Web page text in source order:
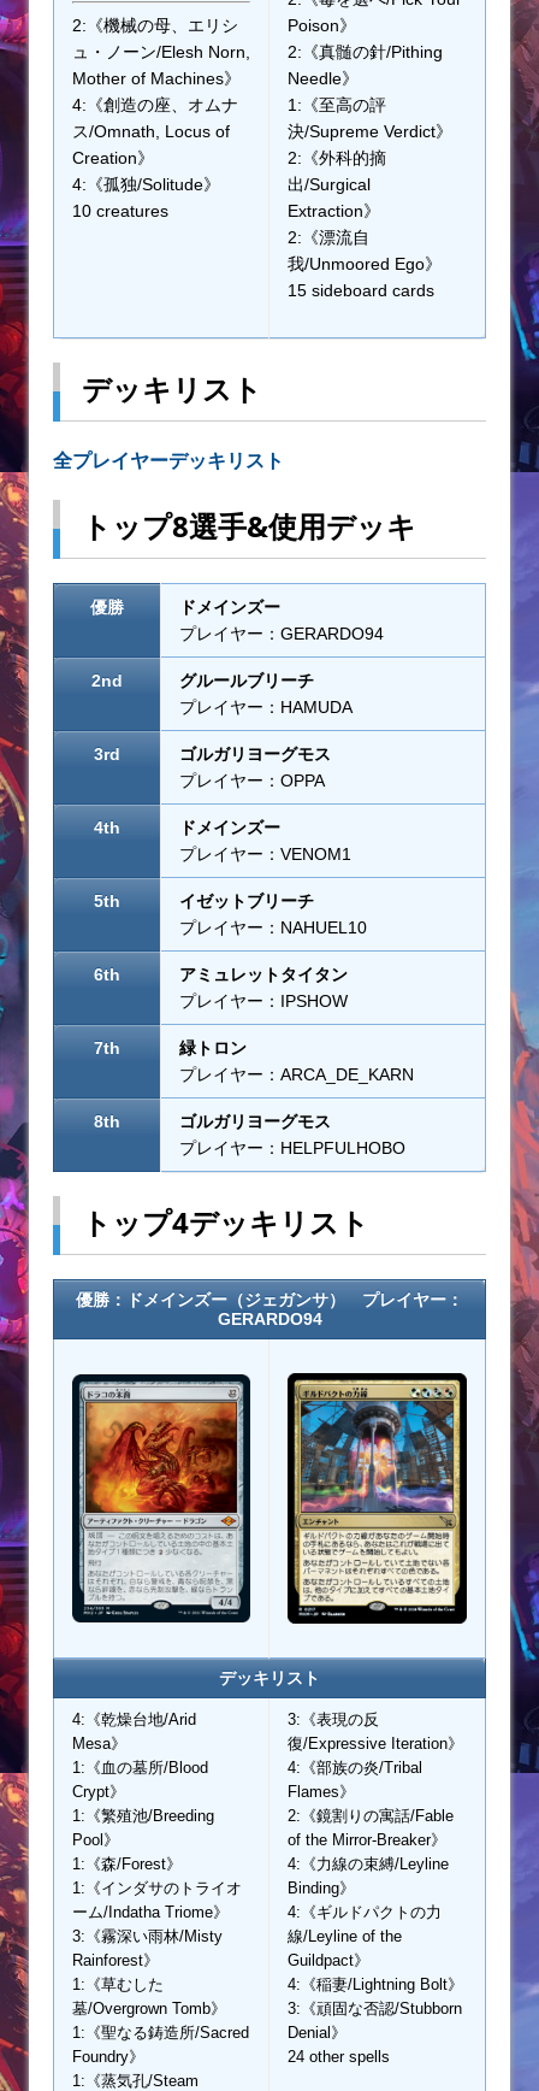
2:《機械の母、エリシ
ュ・ノーン/Elesh Norn,
Mother of Machines》
4:《創造の座、オムナ
ス/Omnath, Locus of
Creation》
4:《孤独/Solitude》
10 creatures
Poison》
2:《真髄の針/Pithing
Needle》
1:《至高の評
決/Supreme Verdict》
2:《外科的摘
出/Surgical
Extraction》
2:《漂流自
我/Unmoored Ego》
15 sideboard cards
デッキリスト
全プレイヤーデッキリスト
トップ8選手&使用デッキ
優勝
ドメインズー
プレイヤー：GERARDO94
2nd
グルールブリーチ
プレイヤー：HAMUDA
3rd
ゴルガリヨーグモス
プレイヤー：OPPA
4th
ドメインズー
プレイヤー：VENOM1
5th
イゼットブリーチ
プレイヤー：NAHUEL10
6th
アミュレットタイタン
プレイヤー：IPSHOW
7th
緑トロン
プレイヤー：ARCA_DE_KARN
8th
ゴルガリヨーグモス
プレイヤー：HELPFULHOBO
トップ4デッキリスト
優勝：ドメインズー（ジェガンサ） プレイヤー：
GERARDO94
デッキリスト
4:《乾燥台地/Arid
Mesa》
1:《血の墓所/Blood
Crypt》
1:《繁殖池/Breeding
Pool》
1:《森/Forest》
1:《インダサのトライオ
ーム/Indatha Triome》
3:《霧深い雨林/Misty
Rainforest》
1:《草むした
墓/Overgrown Tomb》
1:《聖なる鋳造所/Sacred
Foundry》
1:《蒸気孔/Steam
3:《表現の反
復/Expressive Iteration》
4:《部族の炎/Tribal
Flames》
2:《鏡割りの寓話/Fable
of the Mirror-Breaker》
4:《力線の束縛/Leyline
Binding》
4:《ギルドパクトの力
線/Leyline of the
Guildpact》
4:《稲妻/Lightning Bolt》
3:《頑固な否認/Stubborn
Denial》
24 other spells